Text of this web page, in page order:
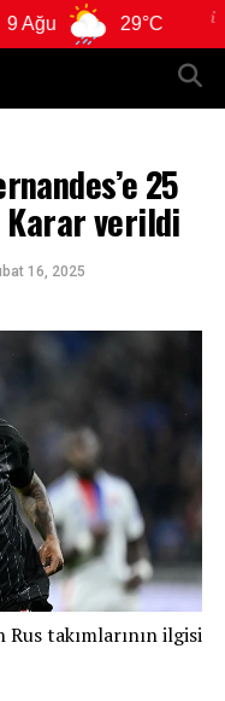
29°C 10
25
verildi
16, 2025
takımlarının ilgisi